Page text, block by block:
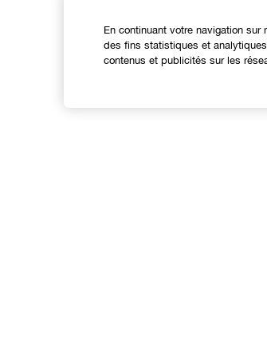
En continuant votre navigation
des fins statistiques et
contenus et publicités sur les